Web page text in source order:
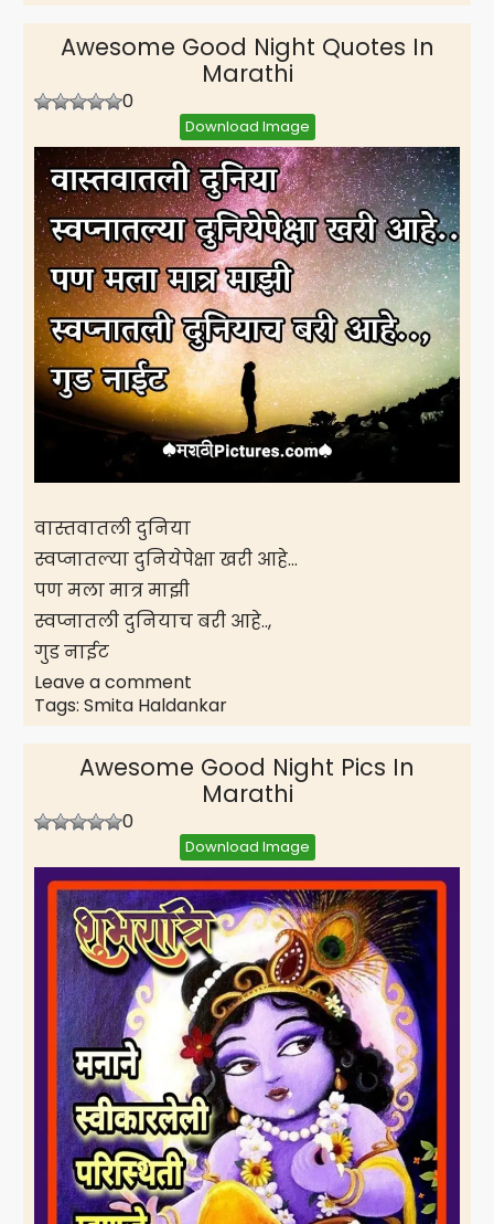
Awesome Good Night Quotes In
Marathi
0
Download Image
वास्तवातली दुनिया
स्वप्नातल्या दुनियेपेक्षा खरी आहे…
पण मला मात्र माझी
स्वप्नातली दुनियाच बरी आहे..,
गुड नाईट
Leave a comment
Tags: Smita Haldankar
Awesome Good Night Pics In
Marathi
0
Download Image